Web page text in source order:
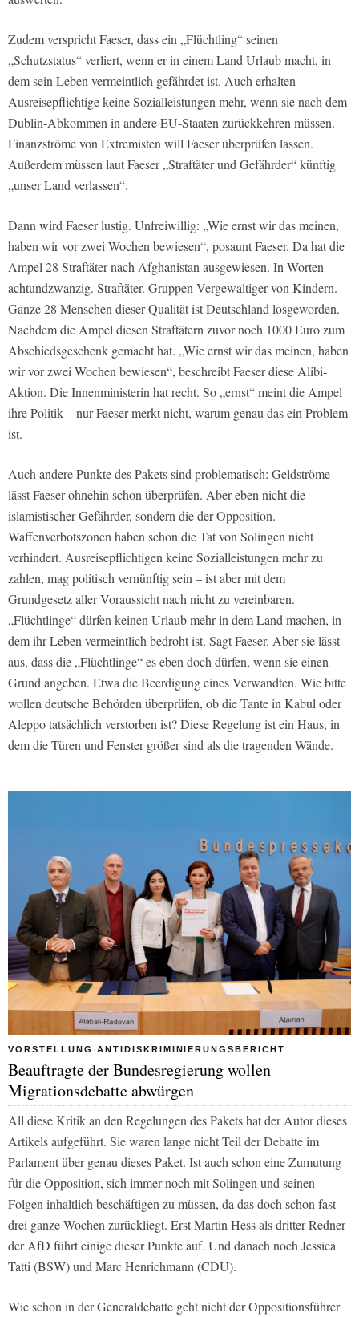
Zudem verspricht Faeser, dass ein „Flüchtling“ seinen
„Schutzstatus“ verliert, wenn er in einem Land Urlaub macht, in
dem sein Leben vermeintlich gefährdet ist. Auch erhalten
Ausreisepflichtige keine Sozialleistungen mehr, wenn sie nach dem
Dublin-Abkommen in andere EU-Staaten zurückkehren müssen.
Finanzströme von Extremisten will Faeser überprüfen lassen.
Außerdem müssen laut Faeser „Straftäter und Gefährder“ künftig
„unser Land verlassen“.
Dann wird Faeser lustig. Unfreiwillig: „Wie ernst wir das meinen,
haben wir vor zwei Wochen bewiesen“, posaunt Faeser. Da hat die
Ampel 28 Straftäter nach Afghanistan ausgewiesen. In Worten
achtundzwanzig. Straftäter. Gruppen-Vergewaltiger von Kindern.
Ganze 28 Menschen dieser Qualität ist Deutschland losgeworden.
Nachdem die Ampel diesen Straftätern zuvor noch 1000 Euro zum
Abschiedsgeschenk gemacht hat. „Wie ernst wir das meinen, haben
wir vor zwei Wochen bewiesen“, beschreibt Faeser diese Alibi-
Aktion. Die Innenministerin hat recht. So „ernst“ meint die Ampel
ihre Politik – nur Faeser merkt nicht, warum genau das ein Problem
ist.
Auch andere Punkte des Pakets sind problematisch: Geldströme
lässt Faeser ohnehin schon überprüfen. Aber eben nicht die
islamistischer Gefährder, sondern die der Opposition.
Waffenverbotszonen haben schon die Tat von Solingen nicht
verhindert. Ausreisepflichtigen keine Sozialleistungen mehr zu
zahlen, mag politisch vernünftig sein – ist aber mit dem
Grundgesetz aller Voraussicht nach nicht zu vereinbaren.
„Flüchtlinge“ dürfen keinen Urlaub mehr in dem Land machen, in
dem ihr Leben vermeintlich bedroht ist. Sagt Faeser. Aber sie lässt
aus, dass die „Flüchtlinge“ es eben doch dürfen, wenn sie einen
Grund angeben. Etwa die Beerdigung eines Verwandten. Wie bitte
wollen deutsche Behörden überprüfen, ob die Tante in Kabul oder
Aleppo tatsächlich verstorben ist? Diese Regelung ist ein Haus, in
dem die Türen und Fenster größer sind als die tragenden Wände.
VORSTELLUNG ANTIDISKRIMINIERUNGSBERICHT
Beauftragte der Bundesregierung wollen
Migrationsdebatte abwürgen
All diese Kritik an den Regelungen des Pakets hat der Autor dieses
Artikels aufgeführt. Sie waren lange nicht Teil der Debatte im
Parlament über genau dieses Paket. Ist auch schon eine Zumutung
für die Opposition, sich immer noch mit Solingen und seinen
Folgen inhaltlich beschäftigen zu müssen, da das doch schon fast
drei ganze Wochen zurückliegt. Erst Martin Hess als dritter Redner
der AfD führt einige dieser Punkte auf. Und danach noch Jessica
Tatti (BSW) und Marc Henrichmann (CDU).
Wie schon in der Generaldebatte geht nicht der Oppositionsführer